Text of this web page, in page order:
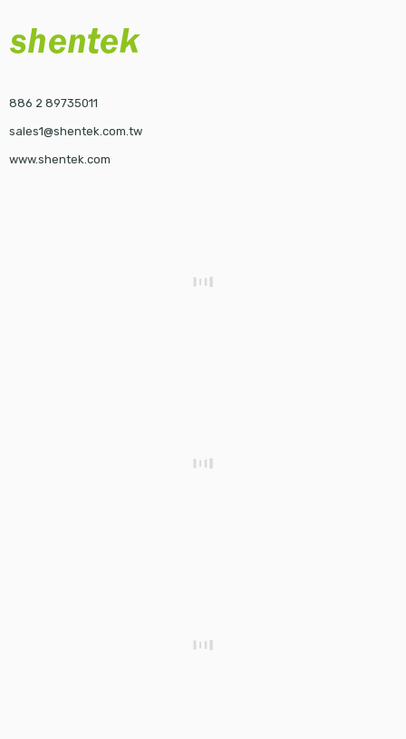
886 2 89735011
sales1@shentek.com.tw
www.shentek.com